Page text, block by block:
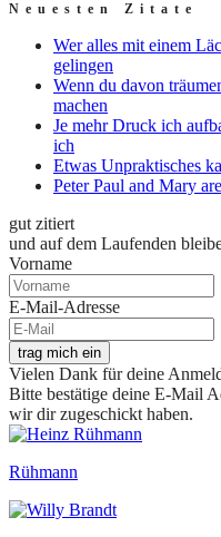
Neuesten Zitate
Wer alles mit einem
gelingen
Wenn du davon
machen
Je mehr Druck ich
ich
Etwas Unpraktisches
Peter Paul and Mary
gut zitiert
und auf dem Laufenden
Vorname
E-Mail-Adresse
trag mich ein
Vielen Dank für deine
Bitte bestätige deine E-Mail
wir dir zugeschickt haben.
Rühmann